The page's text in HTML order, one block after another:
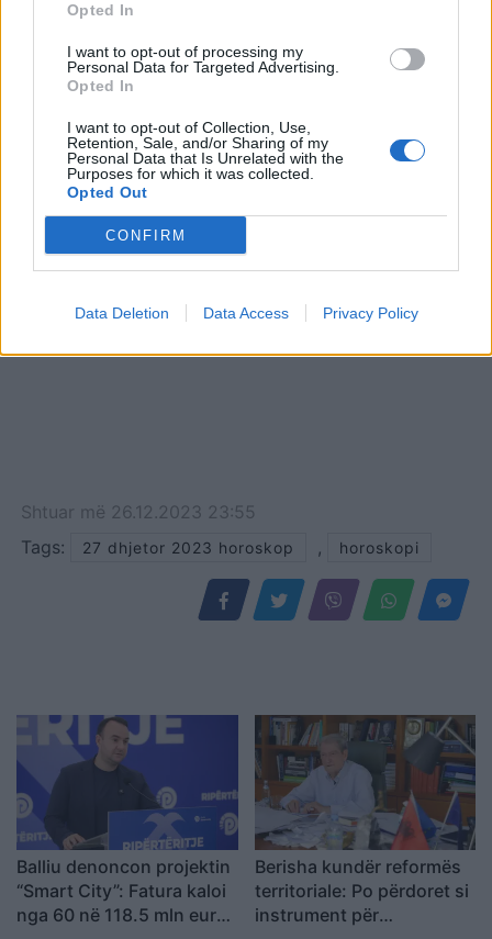
Opted In
I want to opt-out of processing my
Personal Data for Targeted Advertising.
Opted In
I want to opt-out of Collection, Use,
Retention, Sale, and/or Sharing of my
Personal Data that Is Unrelated with the
Purposes for which it was collected.
Opted Out
CONFIRM
Data Deletion Data Access Privacy Policy
Shenja që duhet të ruhet
nga fjalët e njerëzve,
dhjetor
Shtuar më 26.12.2023 23:55
Tags:
27 dhjetor 2023 horoskop , horoskopi
Balliu denoncon projektin
“Smart City”: Fatura kaloi
nga 60 në 118.5 mln euro,
Berisha kundër reformës
territoriale: Po përdoret si
instrument për